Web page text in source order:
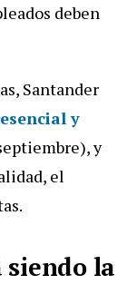
deben
Santander
y
y
el
la